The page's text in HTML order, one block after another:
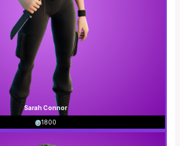
Sarah Connor
1800